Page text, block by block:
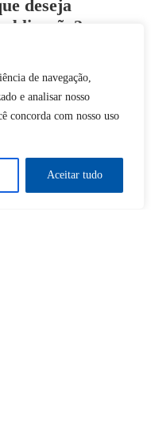
de navegação,
e analisar nosso
concorda com nosso uso
Aceitar tudo
deseja
: 0